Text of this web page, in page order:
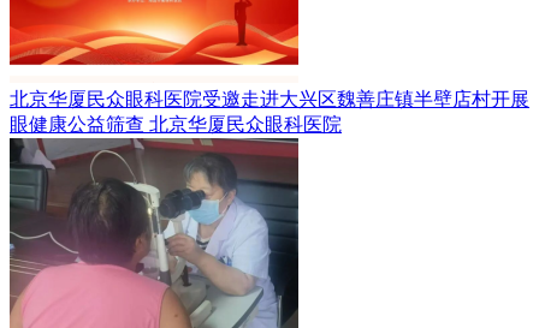
北京华厦民众眼科医院受邀走进大兴区魏善庄镇半壁店村开展
眼健康公益筛查 北京华厦民众眼科医院